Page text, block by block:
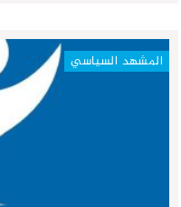
المشهد السياسي